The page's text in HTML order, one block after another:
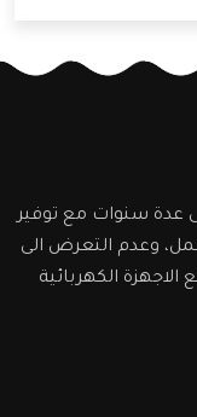
عدة سنوات مع توفير
وعدم التعرض الى
الكهربائية